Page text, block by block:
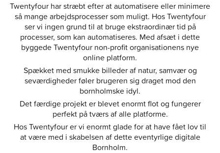
Twentyfour har stræbt efter at automatisere eller minimere
så mange arbejdsprocesser som muligt. Hos Twentyfour
ser vi ingen grund til at bruge ekstraordinær tid på
processer, som kan automatiseres. Med afsæt i dette
byggede Twentyfour non-profit organisationens nye
online platform.
Spækket med smukke billeder af natur, samvær og
seværdigheder føler brugeren sig draget mod den
bornholmske idyl.
Det færdige projekt er blevet enormt flot og fungerer
perfekt på tværs af alle platforme.
Hos Twentyfour er vi enormt glade for at have fået lov til
at være med i skabelsen af dette eventyrlige digitale
Bornholm.